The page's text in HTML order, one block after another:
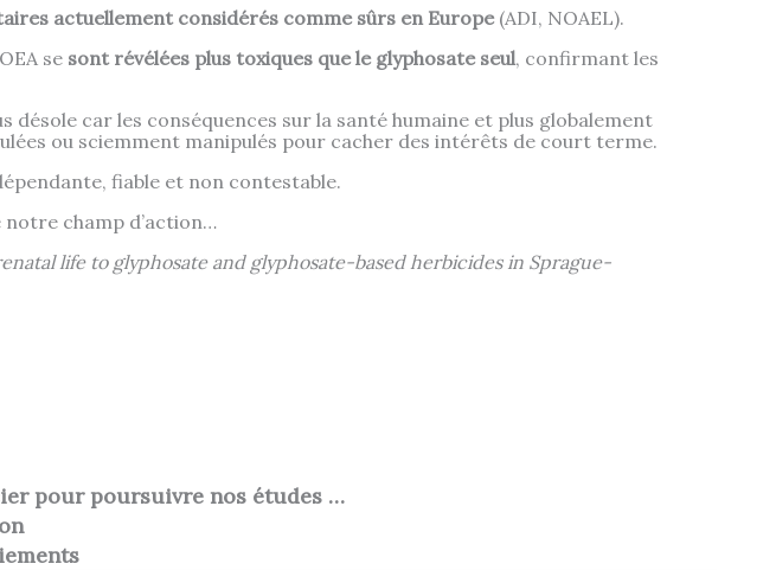
actuellement considérés comme sûrs en Europe(ADI, NOAEL).
se sont révélées plus toxiques que le glyphosate seul, confirmant les
car les conséquences sur la santé humaine et plus globalement
ou sciemment manipulés pour cacher des intérêts de court terme.
fiable et non contestable.
notre champ d’action…
life to glyphosate and glyphosate-based herbicides in Sprague-
pour poursuivre nos études …